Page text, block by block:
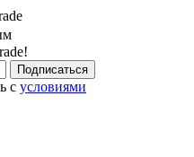
Подписаться
с условиями